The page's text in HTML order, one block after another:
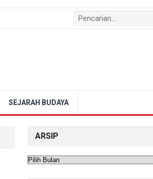
SEJARAH BUDAYA
ARSIP
Arsip